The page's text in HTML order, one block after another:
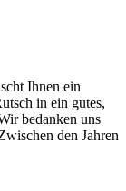
Ihnen ein
in ein gutes,
bedanken uns
den Jahren